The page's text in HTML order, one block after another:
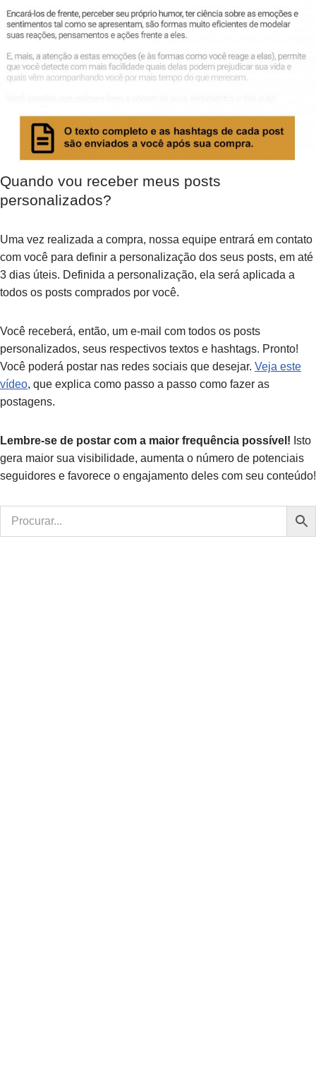
Quando vou receber meus posts
personalizados?
Uma vez realizada a compra, nossa equipe entrará em contato
com você para definir a personalização dos seus posts, em até
3 dias úteis. Definida a personalização, ela será aplicada a
todos os posts comprados por você.
Você receberá, então, um e-mail com todos os posts
personalizados, seus respectivos textos e hashtags. Pronto!
Você poderá postar nas redes sociais que desejar. Veja este
vídeo, que explica como passo a passo como fazer as
postagens.
Lembre-se de postar com a maior frequência possível! Isto
gera maior sua visibilidade, aumenta o número de potenciais
seguidores e favorece o engajamento deles com seu conteúdo!